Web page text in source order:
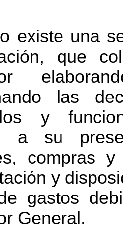
existe una
que
las
y
a su
compras
y
gastos
General.